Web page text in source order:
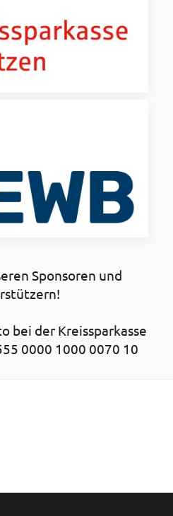
Sponsoren und
bei der Kreissparkasse
0000 1000 0070 10